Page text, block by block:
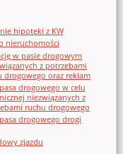
hipoteki z KW
nieruchomości
w pasie drogowym
z potrzebami
drogowego oraz reklam
drogowego w celu
niezwiązanych z
ruchu drogowego
drogowego drogi
zjazdu